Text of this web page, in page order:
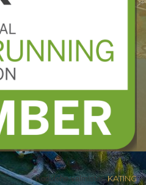
Kodulehe valmistasKATING